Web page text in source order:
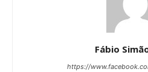
Fábio
https://